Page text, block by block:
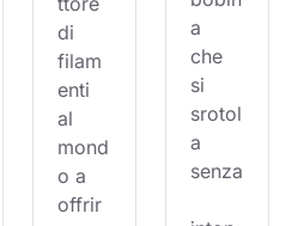
di
filam
enti
al
mond
o a
offrir
a
che
si
srotol
a
senza